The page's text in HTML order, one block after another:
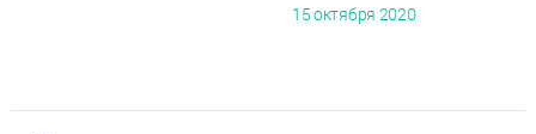
15 октября 2020